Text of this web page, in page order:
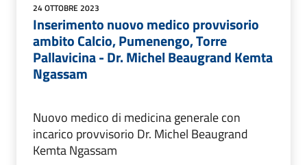
24 OTTOBRE 2023
Inserimento nuovo medico provvisorio
ambito Calcio, Pumenengo, Torre
Pallavicina - Dr. Michel Beaugrand Kemta
Ngassam
Nuovo medico di medicina generale con
incarico provvisorio Dr. Michel Beaugrand
Kemta Ngassam